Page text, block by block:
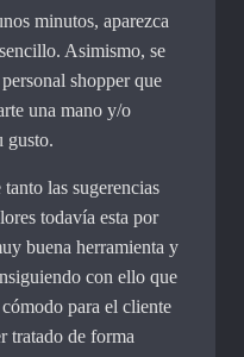
minutos, aparezca
Asimismo, se
shopper que
una mano y/o
gusto.
las sugerencias
todavía esta por
buena herramienta y
con ello que
para el cliente
tratado de forma